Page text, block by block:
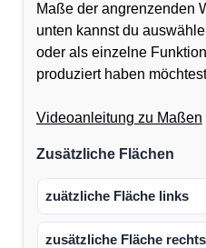
Maße der angrenzenden
unten kannst du
oder als einzelne
produziert haben
Videoanleitung zu Maßen
Zusätzliche Flächen
zuätzliche Fläche links
zusätzliche Fläche rechts